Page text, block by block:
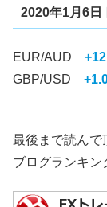
2020年1月6日
EUR/AUD
GBP/USD
最後まで読んで
ブログランキン